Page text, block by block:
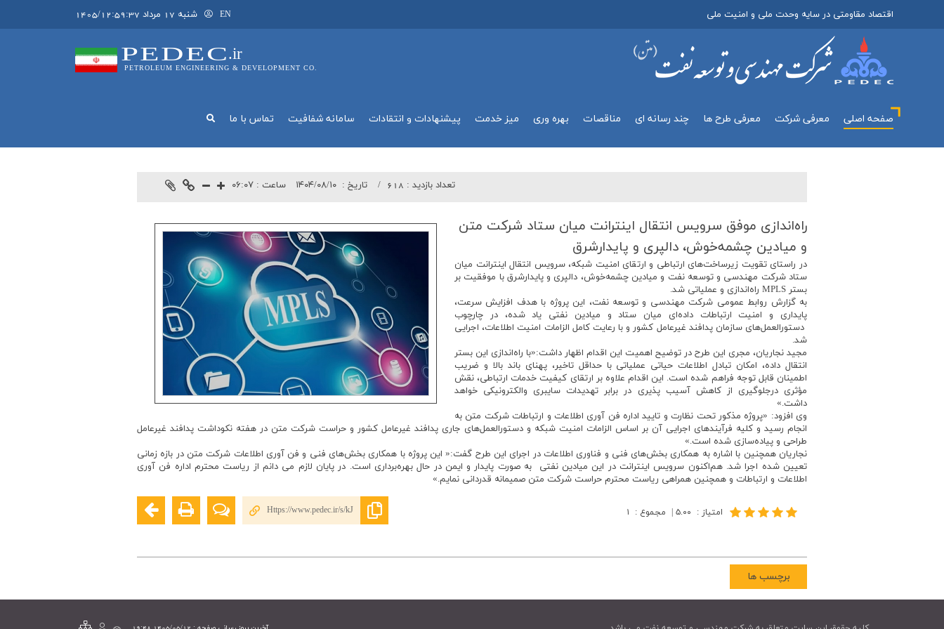
اقتصاد مقاومتی در سایه وحدت ملی و امنیت ملی EN شنبه 17 مرداد 1405/12:59:37
PEDEC.ir
PETROLEUM ENGINEERING & DEVELOPMENT CO.
صفحه اصلی معرفي شركت معرفی طرح ها چند رسانه اي مناقصات بهره وري میز خدمت پیشنهادات و انتقادات سامانه شفافيت تماس با ما
ساعت : ۰۶:۰۷ تاريخ : ۱۴۰۴/۰۸/۱۰ تعداد بازدید : 618
راه‌اندازی موفق سرویس انتقال اینترانت میان ستاد شركت متن
و میادین چشمه‌خوش، دالپری و پایدارشرق
در راستای تقویت زیرساخت‌های ارتباطی و ارتقای امنیت شبکه، سرویس انتقال اینترانت میان
ستاد شرکت مهندسی و توسعه نفت و میادین چشمه‌خوش، دالپری و پایدارشرق با موفقیت بر
بستر MPLS راه‌اندازی و عملیاتی شد.
به گزارش روابط عمومی شرکت مهندسی و توسعه نفت، این پروژه با هدف افزایش سرعت،
پایداری و امنیت ارتباطات داده‌ای میان ستاد و میادین نفتی یاد شده، در چارچوب
دستورالعمل‌های سازمان پدافند غیرعامل کشور و با رعایت کامل الزامات امنیت اطلاعات، اجرایی
شد.
مجید نجاریان، مجری این طرح در توضیح اهمیت این اقدام اظهار داشت:«با راه‌اندازی این بستر
انتقال داده، امکان تبادل اطلاعات حیاتی عملیاتی با حداقل تاخیر، پهنای باند بالا و ضریب
اطمینان قابل توجه فراهم شده است. این اقدام علاوه بر ارتقای کیفیت خدمات ارتباطی، نقش
مؤثری درجلوگیری از کاهش آسیب پذیری در برابر تهدیدات سایبری والکترونیکی خواهد
داشت.»
وی افزود: «پروژه مذکور تحت نظارت و تایید اداره فن آوری اطلاعات و ارتباطات شرکت متن به
انجام رسید و کلیه فرآیندهای اجرایی آن بر اساس الزامات امنیت شبکه و دستورالعمل‌های جاری پدافند غیرعامل کشور و حراست شرکت متن در هفته نکوداشت پدافند غیرعامل
طراحی و پیاده‌سازی شده است.»
نجاریان همچنین با اشاره به همکاری بخش‌های فنی و فناوری اطلاعات در اجرای این طرح گفت:« این پروژه با همکاری بخش‌های فنی و فن آوری اطلاعات شرکت متن در بازه زمانی
تعیین شده اجرا شد. هم‌اکنون سرویس اینترانت در این میادین نفتی به ‌صورت پایدار و ایمن در حال بهره‌برداری است. در پایان لازم می دانم از ریاست محترم اداره فن آوری
اطلاعات و ارتباطات و همچنین همراهی ریاست محترم حراست شرکت متن صمیمانه قدردانی نمایم.»
امتیاز : ۵.۰۰ مجموع : ۱ Https://www.pedec.ir/s/kJ
برچسب ها